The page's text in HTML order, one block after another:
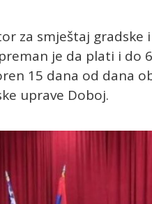
za smještaj gradske
je da plati i do
15 dana od dana
uprave Doboj.